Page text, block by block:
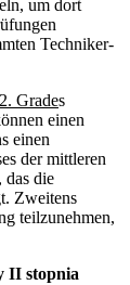
um dort
Techniker-
Grades
einen
einen
der mittleren
die
Zweitens
teilzunehmen,
II stopnia